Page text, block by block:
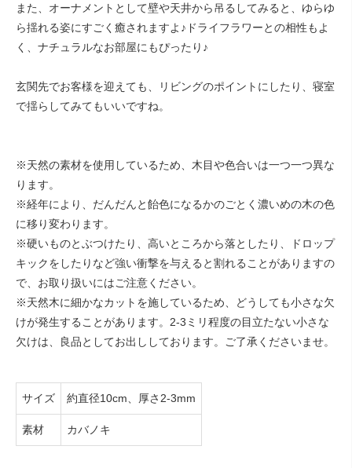
また、オーナメントとして壁や天井から吊るしてみると、ゆらゆ
ら揺れる姿にすごく癒されますよ♪ドライフラワーとの相性もよ
く、ナチュラルなお部屋にもぴったり♪
玄関先でお客様を迎えても、リビングのポイントにしたり、寝室
で揺らしてみてもいいですね。
※天然の素材を使用しているため、木目や色合いは一つ一つ異な
ります。
※経年により、だんだんと飴色になるかのごとく濃いめの木の色
に移り変わります。
※硬いものとぶつけたり、高いところから落としたり、ドロップ
キックをしたりなど強い衝撃を与えると割れることがありますの
で、お取り扱いにはご注意ください。
※天然木に細かなカットを施しているため、どうしても小さな欠
けが発生することがあります。2-3ミリ程度の目立たない小さな
欠けは、良品としてお出ししております。ご了承くださいませ。
サイズ 約直径10cm、厚さ2-3mm
素材 カバノキ